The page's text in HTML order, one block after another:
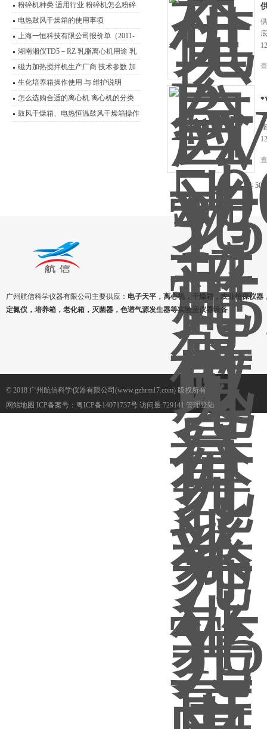
粉碎机种类 适用行业 粉碎机怎么粉碎
产品
电热鼓风干燥箱的使用事项
上海一恒科技有限公司报价单（2011-
2012）
湖南湘仪TD5－RZ 乳脂离心机用途 乳
脂离心机技术参数
磁力加热搅拌机生产厂商 技术参数 加
热磁力搅拌器应用范围
生化培养箱操作使用 与 维护说明
怎么选购合适的离心机 离心机的分类
及其原理介绍
鼓风干燥箱、电热恒温鼓风干燥箱操作
共
广州航信科学仪器有限公司主要供应： 电子天平，离心机，干燥箱，农业植保仪器
定氮仪，培养箱，老化箱，灭菌器，色谱气源发生器等实验室仪器设备
© 2018 广州航信科学仪器有限公司(www.gzhrm17.com) 版权所有
网站地图 ICP备案号： 粤ICP备14071737号 访问量:729141 管理登陆